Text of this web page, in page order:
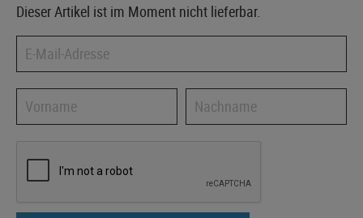
Dieser Artikel ist im Moment nicht lieferbar.